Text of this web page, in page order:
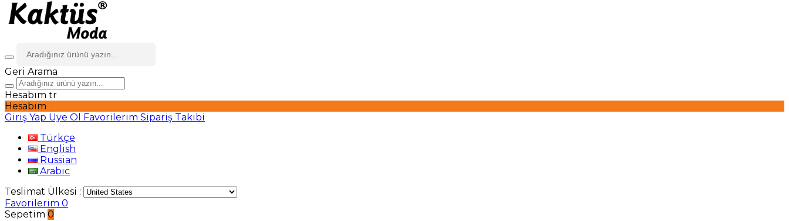
Geri Arama
Hesabım tr
Hesabım
Giriş Yap Üye Ol Favorilerim Sipariş Takibi
Türkçe
English
Russian
Arabic
Teslimat Ülkesi :
Favorilerim 0
Sepetim 0